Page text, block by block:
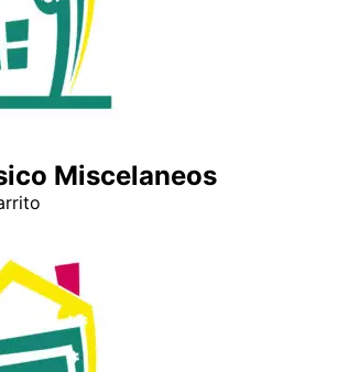
Miscelaneos